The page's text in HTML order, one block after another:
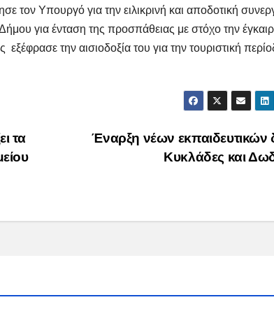
τον Υπουργό για την ειλικρινή και αποδοτική
για ένταση της προσπάθειας με στόχο την
την αισιοδοξία του για την τουριστική
Έναρξη νέων
Κυκλάδες και
τα